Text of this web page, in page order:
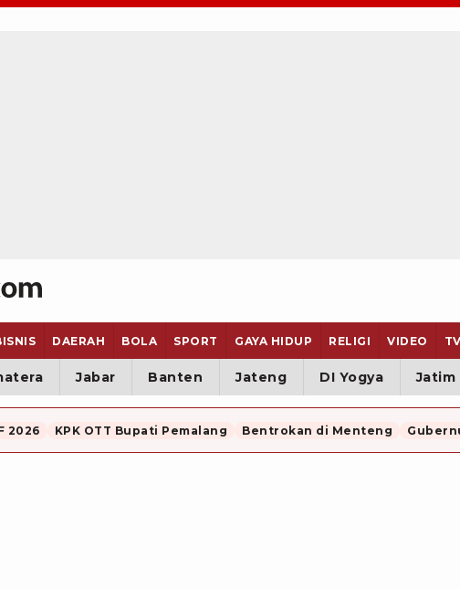
DAERAH BOLA SPORT GAYA HIDUP RELIGI VIDEO
Jabar Banten Jateng DI Yogya Jatim
2026 KPK OTT Bupati Pemalang Bentrokan di Menteng